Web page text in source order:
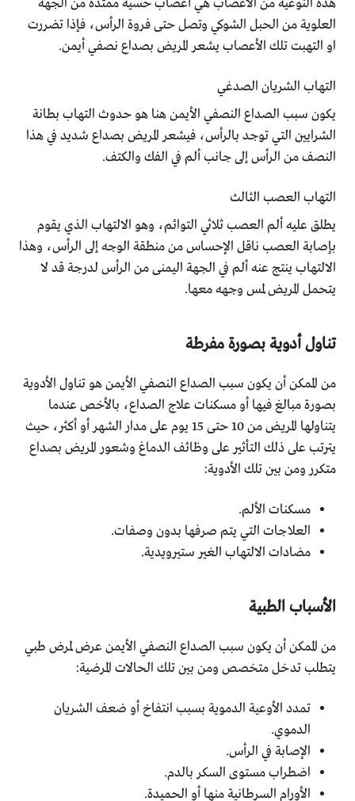
هذه النوعية من الأعصاب هي أعصاب حسية ممتدة من الجهة
العلوية من الحبل الشوكي وتصل حتى فروة الرأس، فإذا تضررت
او التهبت تلك الأعصاب يشعر المريض بصداع نصفي أيمن.
التهاب الشريان الصدغي
يكون سبب الصداع النصفي الأيمن هنا هو حدوث التهاب بطانة
الشرايين التي توجد بالرأس، فيشعر المريض بصداع شديد في هذا
النصف من الرأس إلى جانب ألم في الفك والكتف.
التهاب العصب الثالث
يطلق عليه ألم العصب ثلاثي التوائم، وهو الالتهاب الذي يقوم
بإصابة العصب ناقل الإحساس من منطقة الوجه إلى الرأس، وهذا
الالتهاب ينتج عنه ألم في الجهة اليمنى من الرأس لدرجة قد لا
يتحمل المريض لمس وجهه معها.
تناول أدوية بصورة مفرطة
من الممكن أن يكون سبب الصداع النصفي الأيمن هو تناول الأدوية
بصورة مبالغ فيها أو مسكنات علاج الصداع، بالأخص عندما
يتناولها المريض من 10 حتى 15 يوم على مدار الشهر أو أكثر، حيث
يترتب على ذلك التأثير على وظائف الدماغ وشعور المريض بصداع
متكرر ومن بين تلك الأدوية:
مسكنات الألم.
العلاجات التي يتم صرفها بدون وصفات.
مضادات الالتهاب الغير ستيرويدية.
الأسباب الطبية
من الممكن أن يكون سبب الصداع النصفي الأيمن عرض لمرض طبي
يتطلب تدخل متخصص ومن بين تلك الحالات المرضية:
تمدد الأوعية الدموية بسبب انتفاخ أو ضعف الشريان
الدموي.
الإصابة في الرأس.
اضطراب مستوى السكر بالدم.
الأورام السرطانية منها أو الحميدة.